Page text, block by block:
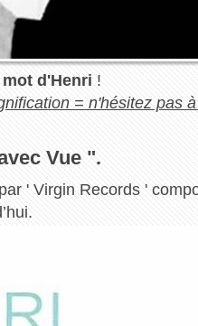
d'Henri !
= n'hésitez pas
Vue ".
' Virgin Records '